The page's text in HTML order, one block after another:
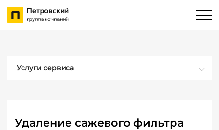
Услуги сервиса
Удаление сажевого фильтра